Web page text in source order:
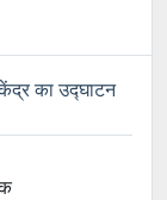
का उद्घाटन